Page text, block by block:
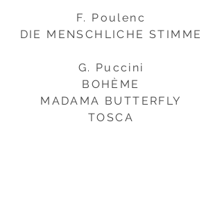
F. Poulenc
DIE MENSCHLICHE STIMME
G. Puccini
BOHÈME
MADAMA BUTTERFLY
TOSCA